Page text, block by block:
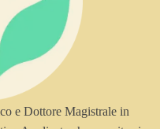
e Dottore Magistrale in